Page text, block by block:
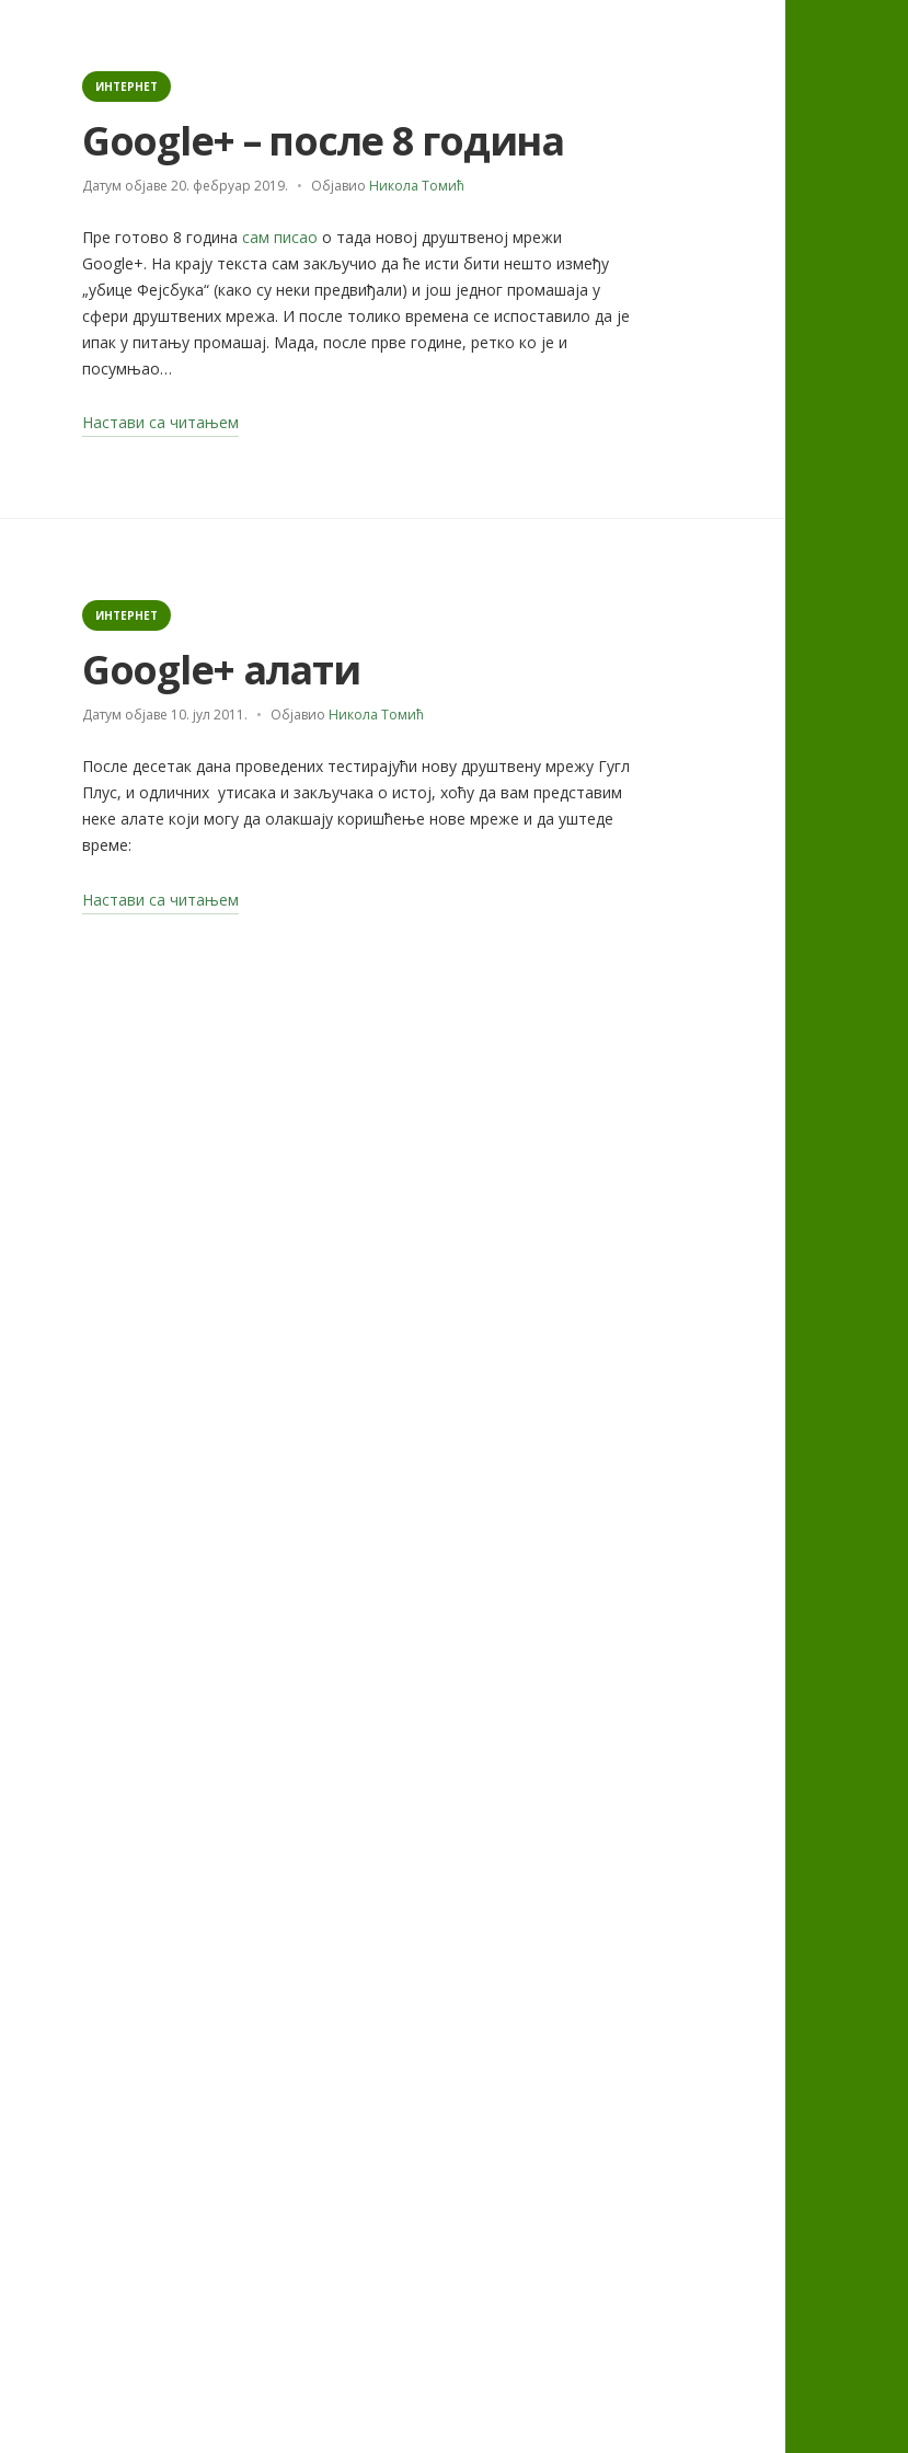
Categories
ИНТЕРНЕТ
Google+ – после 8 година
Датум објаве 20. фебруар 2019. Објавио Никола Томић
Пре готово 8 година сам писао о тада новој друштвеној мрежи
Google+. На крају текста сам закључио да ће исти бити нешто између
„убице Фејсбука“ (како су неки предвиђали) и још једног промашаја у
сфери друштвених мрежа. И после толико времена се испоставило да је
ипак у питању промашај. Мада, после прве године, ретко ко је и
посумњао…
Настави са читањем
Categories
ИНТЕРНЕТ
Google+ алати
Датум објаве 10. јул 2011. Објавио Никола Томић
После десетак дана проведених тестирајући нову друштвену мрежу Гугл
Плус, и одличних утисака и закључака о истој, хоћу да вам представим
неке алате који могу да олакшају коришћење нове мреже и да уштеде
време:
Настави са читањем